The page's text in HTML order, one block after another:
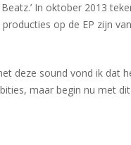
In oktober 2013
op de EP zijn
deze sound vond ik
maar begin nu met